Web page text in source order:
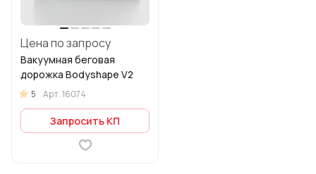
Цена по запросу
Вакуумная беговая
дорожка Bodyshape V2
5 Арт.16074
Запросить КП